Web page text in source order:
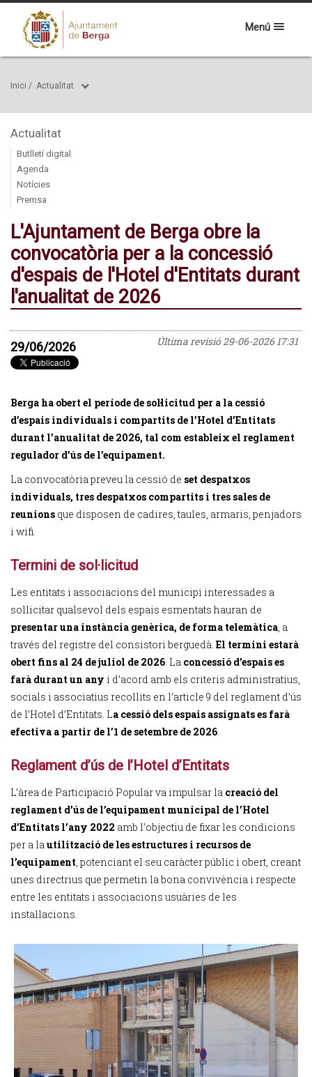
Menú
Inici / Actualitat
Actualitat
Butlletí digital
Agenda
Notícies
Premsa
L'Ajuntament de Berga obre la
convocatòria per a la concessió
d'espais de l'Hotel d'Entitats durant
l'anualitat de 2026
Última revisió29-06-2026 17:31
29/06/2026
Berga ha obert el període de sol·licitud per a la cessió
d’espais individuals i compartits de l’Hotel d’Entitats
durant l’anualitat de 2026, tal com estableix el reglament
regulador d’ús de l’equipament.
La convocatòria preveu la cessió de set despatxos
individuals, tres despatxos compartits i tres sales de
reunions que disposen de cadires, taules, armaris, penjadors
i wifi.
Termini de sol·licitud
Les entitats i associacions del municipi interessades a
sol·licitar qualsevol dels espais esmentats hauran de
presentar una instància genèrica, de forma telemàtica, a
través del registre del consistori berguedà. El termini estarà
obert fins al 24 de juliol de 2026. La concessió d’espais es
farà durant un any i d’acord amb els criteris administratius,
socials i associatius recollits en l’article 9 del reglament d’ús
de l’Hotel d’Entitats. La cessió dels espais assignats es farà
efectiva a partir de l’1 de setembre de 2026.
Reglament d’ús de l’Hotel d’Entitats
L’àrea de Participació Popular va impulsar la creació del
reglament d’ús de l’equipament municipal de l’Hotel
d’Entitats l’any 2022 amb l’objectiu de fixar les condicions
per a lautilització de les estructures i recursos de
l’equipament, potenciant el seu caràcter públic i obert, creant
unes directrius que permetin la bona convivència i respecte
entre les entitats i associacions usuàries de les
instal·lacions.